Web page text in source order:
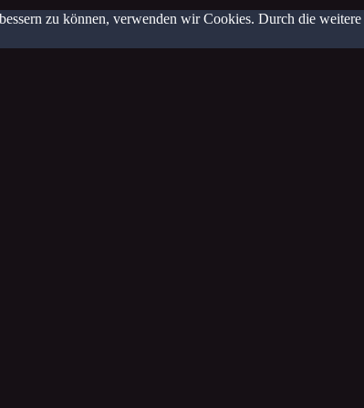
zu können, verwenden wir Cookies. Durch die